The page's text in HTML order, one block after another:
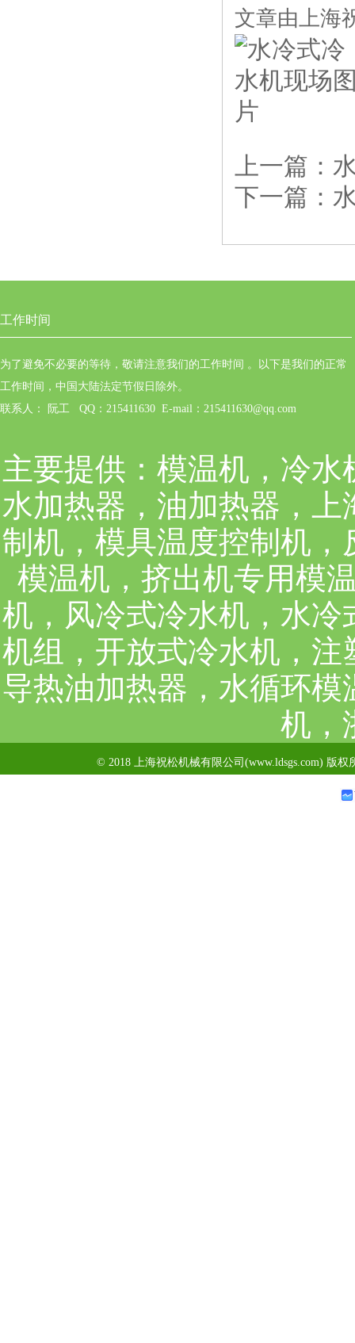
文章由上海
上一篇：
下一篇：
工作时间
为了避免不必要的等待，敬请注意我们的工作时间 。以下是我们的正常
工作时间，中国大陆法定节假日除外。
联系人： 阮工 QQ：215411630 E-mail：215411630@qq.com
主要提供： 模温机，冷水
水加热器，油加热器，
制机，模具温度控制机
模温机，挤出机专用模
机，风冷式冷水机，水
机组，开放式冷水机，
导热油加热器，水循环
机，
© 2018 上海祝松机械有限公司(www.ldsgs.com) 版权